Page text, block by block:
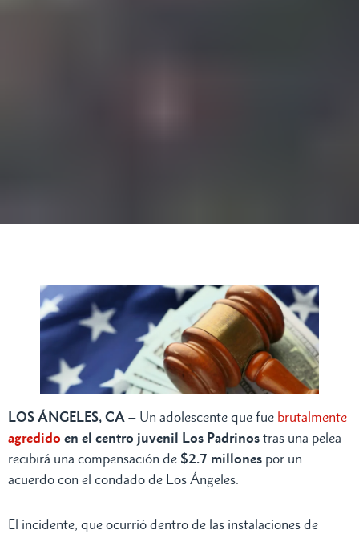
LOS ÁNGELES, CA – Un adolescente que fue brutalmente
agredido en el centro juvenil Los Padrinos tras una pelea
recibirá una compensación de $2.7 millones por un
acuerdo con el condado de Los Ángeles.
El incidente, que ocurrió dentro de las instalaciones de